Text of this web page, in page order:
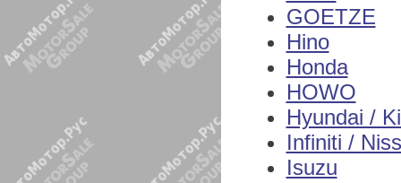
GOETZE
Hino
Honda
HOWO
Hyundai /
Infiniti /
Isuzu